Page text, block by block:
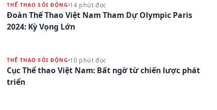
THỂ THAO SÔI ĐỘNG 14 phút đọc
Đoàn Thể Thao Việt Nam Tham Dự Olympic Paris
2024: Kỳ Vọng Lớn
THỂ THAO SÔI ĐỘNG 10 phút đọc
Cục Thể thao Việt Nam: Bất ngờ từ chiến lược phát
triển